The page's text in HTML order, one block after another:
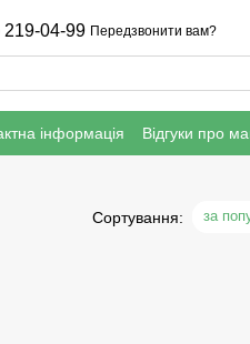
219-04-99 Передзвонити вам?
інформація
Відгуки про
Сортування: за